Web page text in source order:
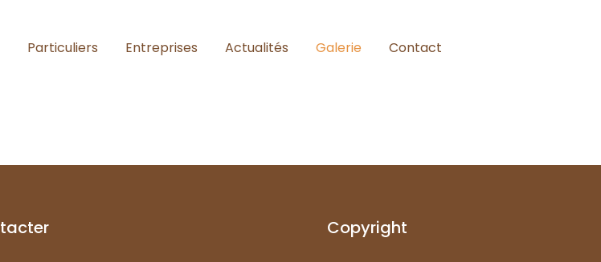
Particuliers Entreprises Actualités Galerie Contact
Copyright